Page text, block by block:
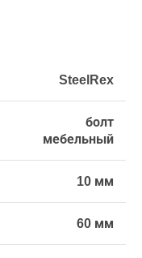
SteelRex
болт
мебельный
10 мм
60 мм